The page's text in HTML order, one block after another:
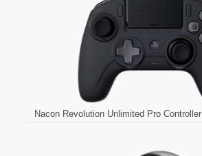
Nacon Revolution Unlimited Pro Controller